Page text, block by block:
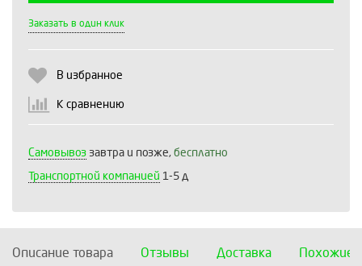
Заказать в один клик
В избранное
К сравнению
Самовывоз завтра и позже, бесплатно
Транспортной компанией 1-5 д
Описание товара Отзывы Доставка Похожие